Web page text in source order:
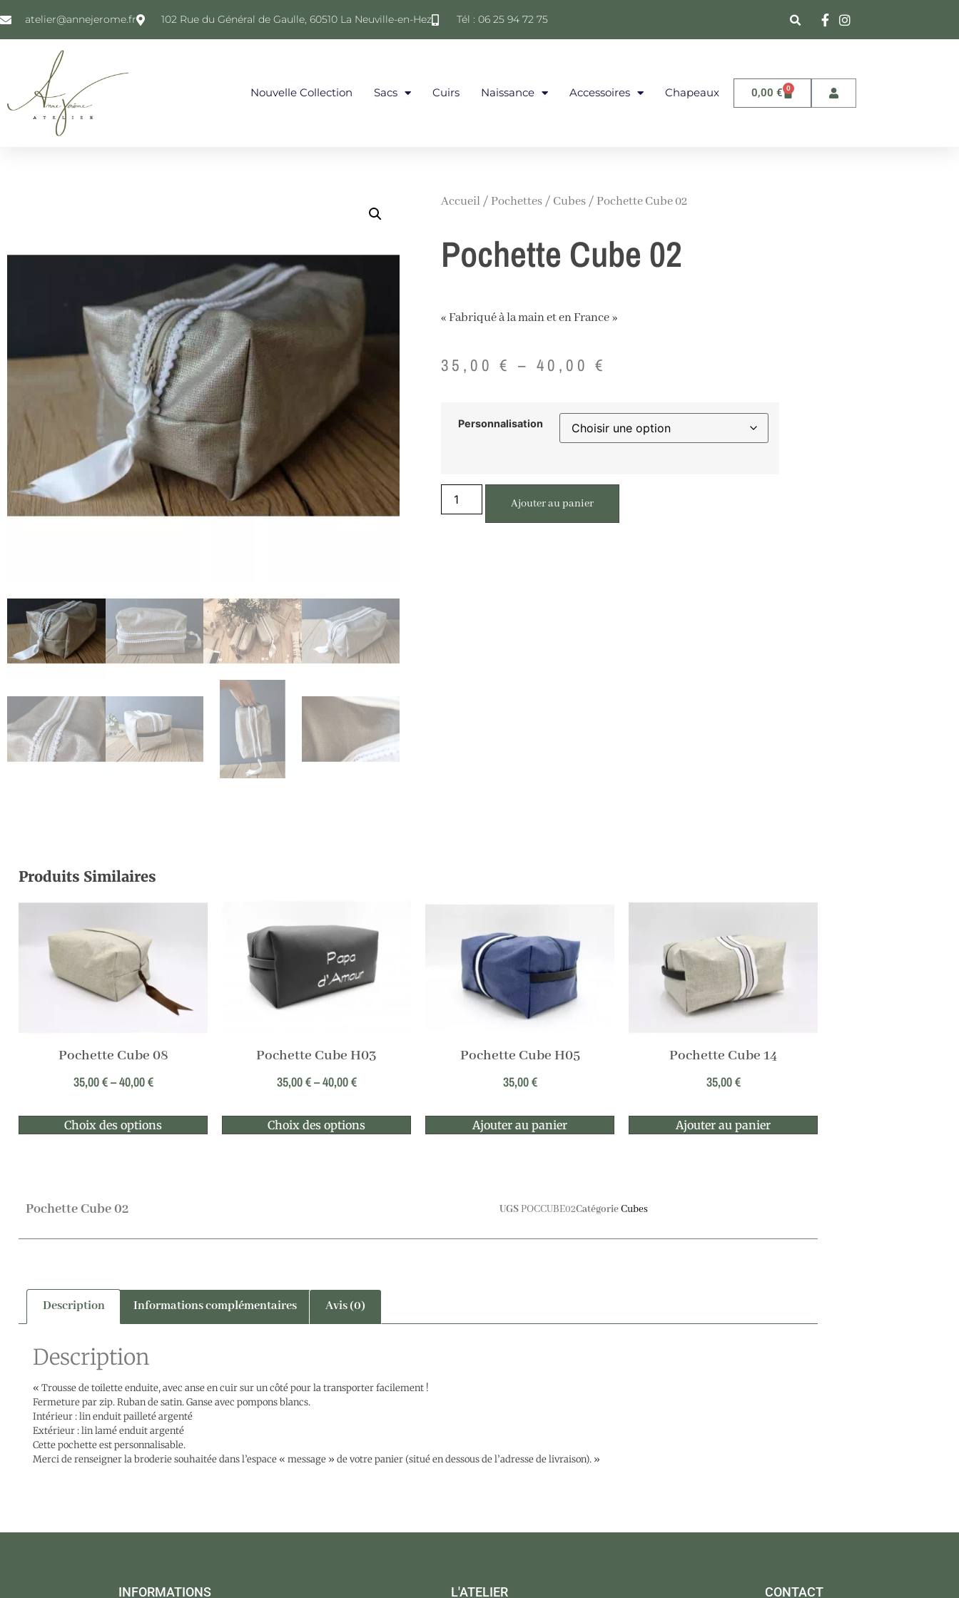
atelier@annejerome.fr 102 Rue du Général de Gaulle, 60510 La Neuville-en-Hez Tél : 06 25 94 72 75
Nouvelle Collection Sacs Cuirs Naissance Accessoires Chapeaux 0,00 € 0
Accueil / Pochettes / Cubes / Pochette Cube 02
Pochette Cube 02
« Fabriqué à la main et en France »
35,00€ –40,00€
Personnalisation
Ajouter au panier
Produits Similaires
Pochette Cube 08
35,00€–40,00€
Choix des options
Pochette Cube H03
35,00€–40,00€
Choix des options
Pochette Cube H05
35,00€
Ajouter au panier
Pochette Cube 14
35,00€
Ajouter au panier
Pochette Cube 02 UGSPOCCUBE02CatégorieCubes
Description Informations complémentaires Avis (0)
Description
« Trousse de toilette enduite, avec anse en cuir sur un côté pour la transporter facilement !
Fermeture par zip. Ruban de satin. Ganse avec pompons blancs.
Intérieur : lin enduit pailleté argenté
Extérieur : lin lamé enduit argenté
Cette pochette est personnalisable.
Merci de renseigner la broderie souhaitée dans l’espace « message » de votre panier (situé en dessous de l’adresse de livraison). »
INFORMATIONS L'ATELIER CONTACT